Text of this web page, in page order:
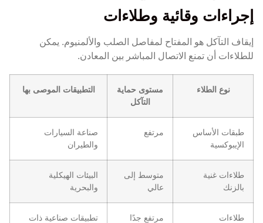
إجراءات وقائية وطلاءات
إيقاف التآكل هو المفتاح لمفاصل الصلب والألمنيوم. يمكن
للطلاءات أن تمنع الاتصال المباشر بين المعادن.
نوع الطلاء
مستوى حماية
التآكل
التطبيقات الموصى بها
طبقات الأساس
الإيبوكسية
مرتفع
صناعة السيارات
والطيران
طلاءات غنية
بالزنك
متوسط إلى
عالي
البيئات الهيكلية
والبحرية
طلاءات
مرتفع جدًا
تطبيقات صناعية ذات